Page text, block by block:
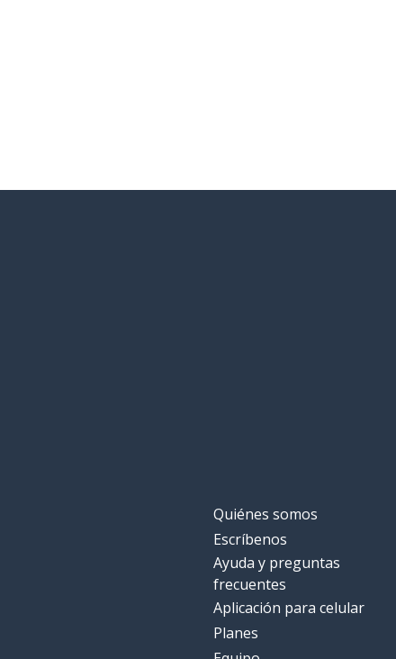
Quiénes somos
Escríbenos
Ayuda y preguntas
frecuentes
Aplicación para celular
Planes